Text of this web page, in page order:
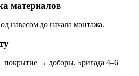
материалов
навесом до начала монтажа.
→ доборы. Бригада 4–6